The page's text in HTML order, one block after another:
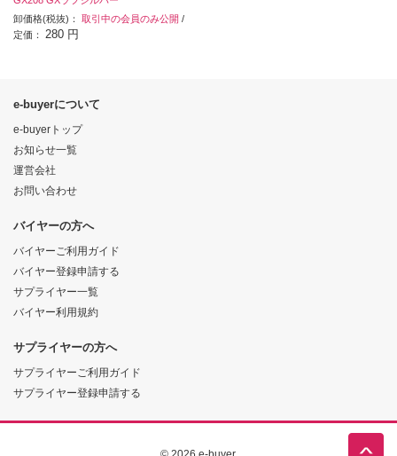
卸価格(税抜)： 取引中の会員のみ公開 /
定価： 280 円
e-buyerについて
e-buyerトップ
お知らせ一覧
運営会社
お問い合わせ
バイヤーの方へ
バイヤーご利用ガイド
バイヤー登録申請する
サプライヤー一覧
バイヤー利用規約
サプライヤーの方へ
サプライヤーご利用ガイド
サプライヤー登録申請する
© 2026 e-buyer.